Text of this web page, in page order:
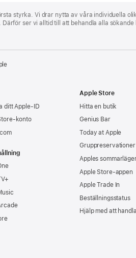
styrka. Vi drar nytta av våra individuella
ser vi alltid till att behandla alla
ditt Apple-ID
konto
Apple Store
Hitta en butik
Genius Bar
Today at Apple
Gruppreservationer
Apples
Apple Store-appen
Apple Trade In
Beställningsstatus
Hjälp med att handla